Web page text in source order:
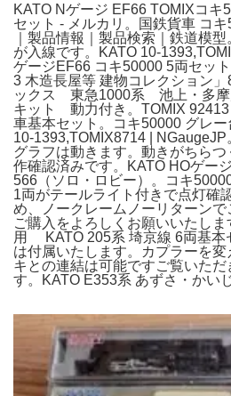
KATO Nゲージ EF66 TOMIXコキ
セット - メルカリ。国鉄貨車 コキ
｜製品情報｜製品検索｜鉄道模
が入線です。KATO 10-
ゲージEF66 コキ50000 5両セッ
3 木造長屋等 建物コレクション
ックス 東急1000系 池上・多
キット 動力付き。TOMIX 92413
車基本セット。コキ50000 グレ
10-1393,TOMIX8714 |
グラフは動きます。動きがちら
作確認済みです。KATO HOゲー
566（ソロ・ロビー）。コキ
1両がテールライト付きで点灯確
め、ノークレームノーリターン
ご購入をよろしくお願いいたし
用 KATO 205系 埼京線 6両基本
は付属いたします。カプラーを
キとの連結は可能ですご覧いただ
す。KATO E353系 あずさ・かい